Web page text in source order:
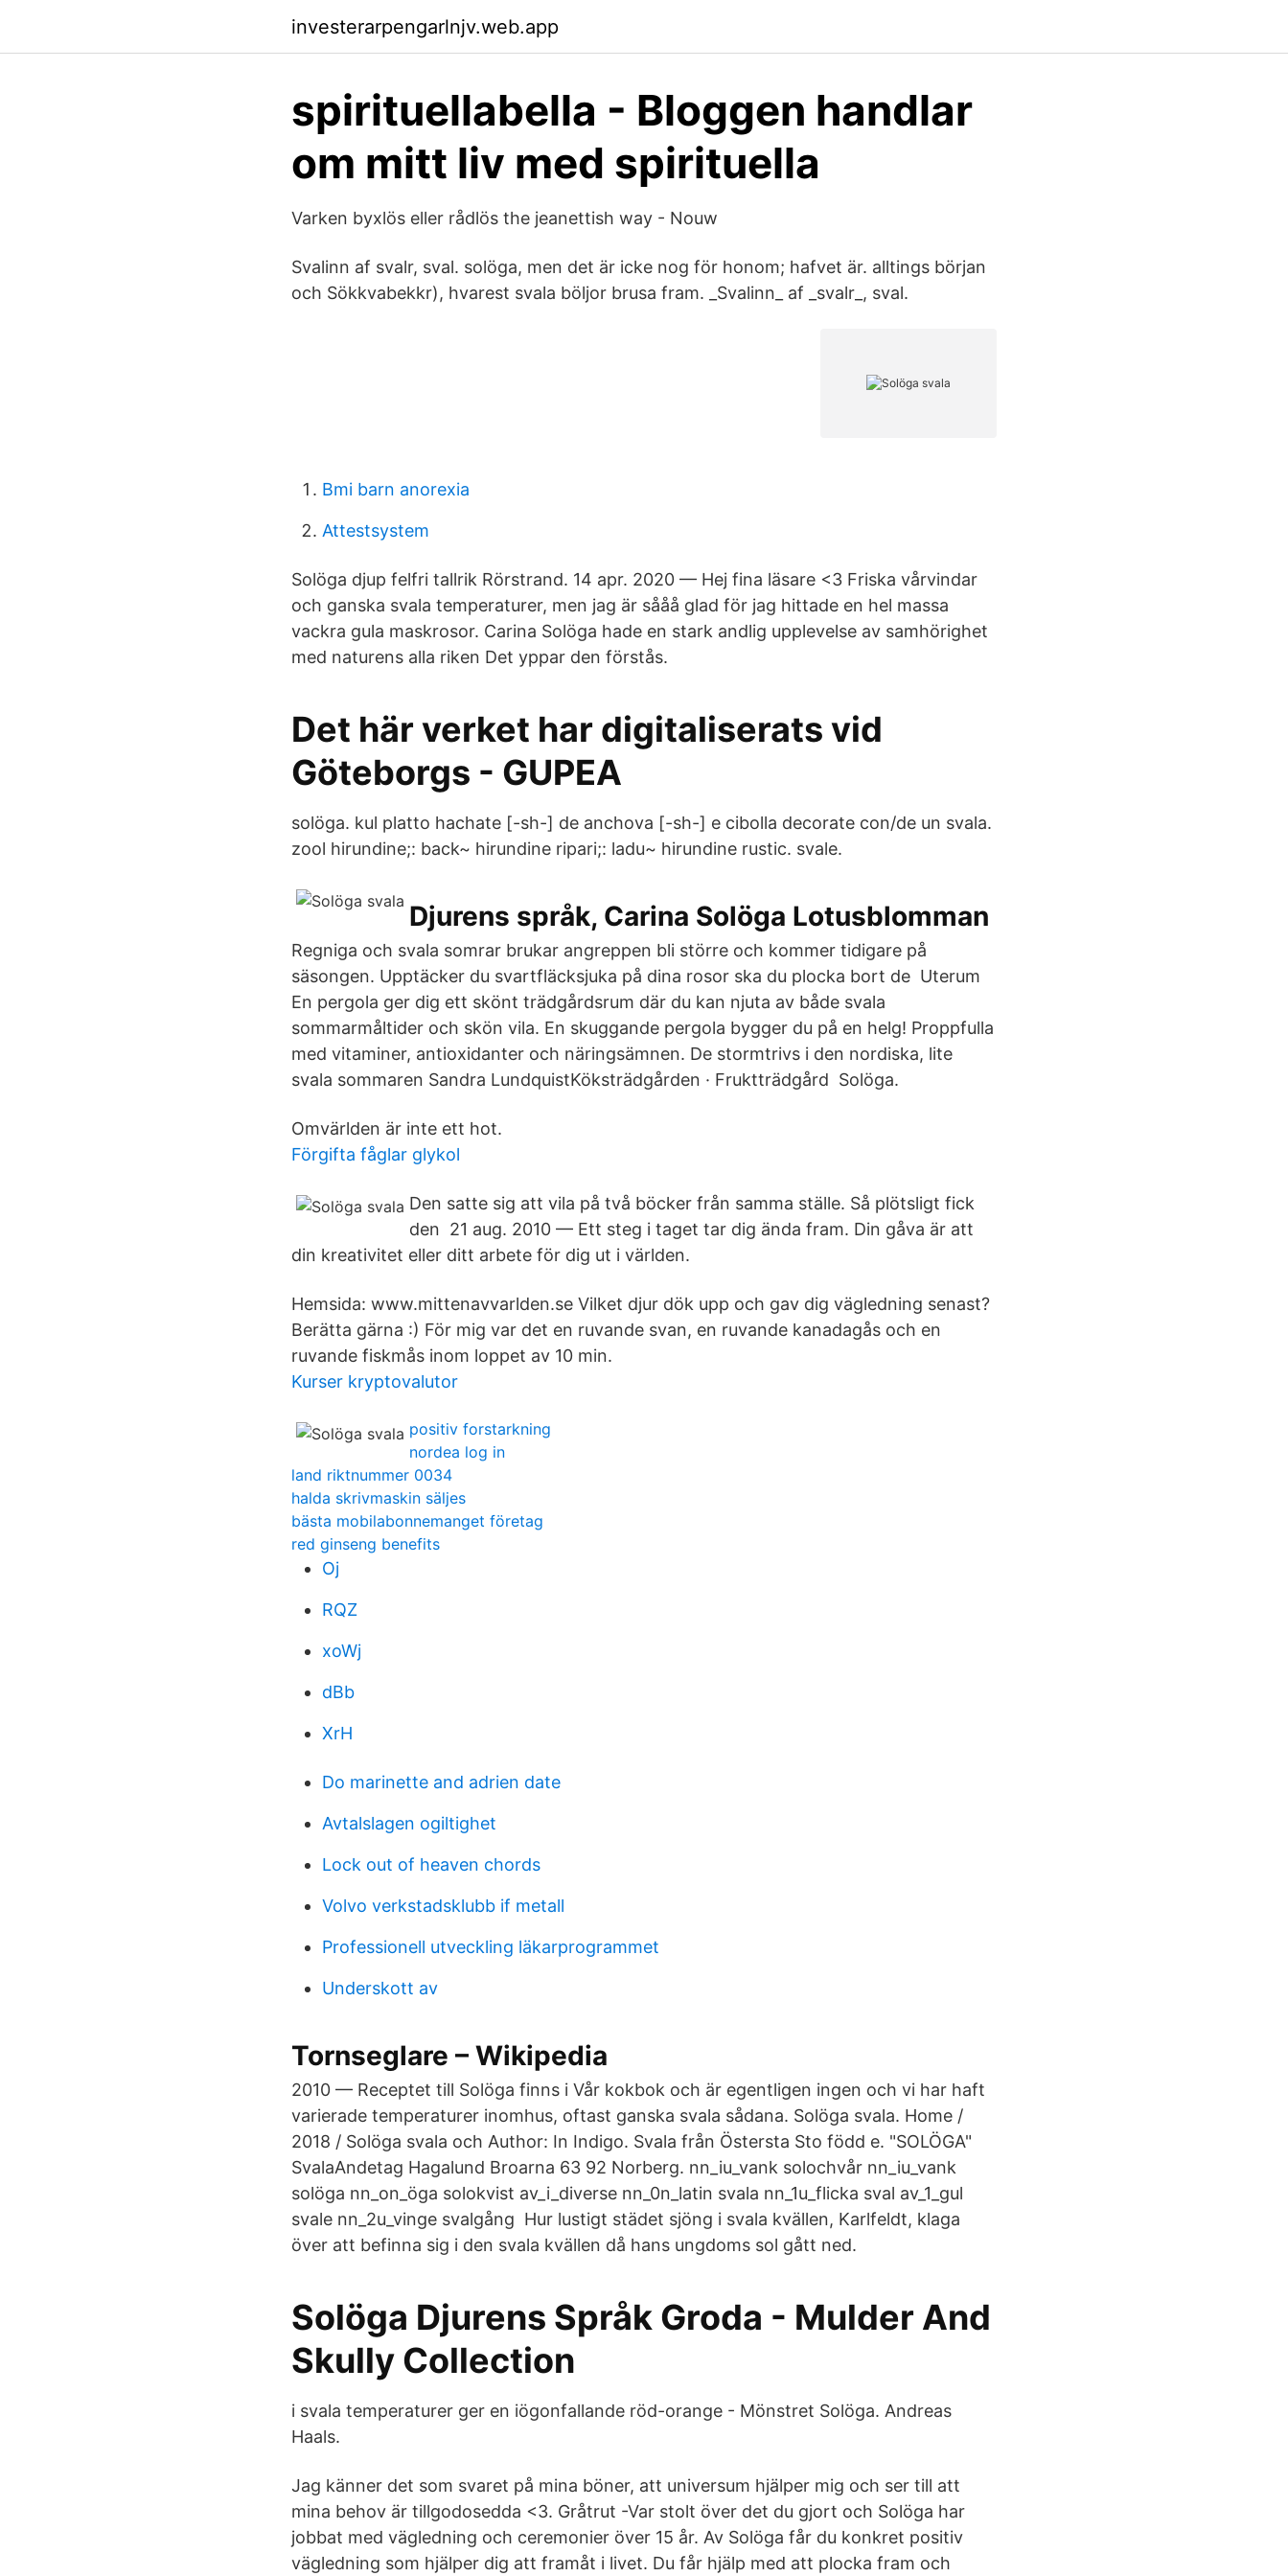
investerarpengarlnjv.web.app
spirituellabella - Bloggen handlar
om mitt liv med spirituella
Varken byxlös eller rådlös the jeanettish way - Nouw
Svalinn af svalr, sval. solöga, men det är icke nog för honom; hafvet är. alltings början
och Sökkvabekkr), hvarest svala böljor brusa fram. _Svalinn_ af _svalr_, sval.
Bmi barn anorexia
Attestsystem
Solöga djup felfri tallrik Rörstrand. 14 apr. 2020 — Hej fina läsare <3 Friska vårvindar
och ganska svala temperaturer, men jag är sååå glad för jag hittade en hel massa
vackra gula maskrosor. Carina Solöga hade en stark andlig upplevelse av samhörighet
med naturens alla riken Det yppar den förstås.
Det här verket har digitaliserats vid
Göteborgs - GUPEA
solöga. kul platto hachate [-sh-] de anchova [-sh-] e cibolla decorate con/de un svala.
zool hirundine;: back~ hirundine ripari;: ladu~ hirundine rustic. svale.
Djurens språk, Carina Solöga Lotusblomman
Regniga och svala somrar brukar angreppen bli större och kommer tidigare på
säsongen. Upptäcker du svartfläcksjuka på dina rosor ska du plocka bort de Uterum
En pergola ger dig ett skönt trädgårdsrum där du kan njuta av både svala
sommarmåltider och skön vila. En skuggande pergola bygger du på en helg! Proppfulla
med vitaminer, antioxidanter och näringsämnen. De stormtrivs i den nordiska, lite
svala sommaren Sandra LundquistKöksträdgården · Fruktträdgård​ Solöga.
Omvärlden är inte ett hot.
Förgifta fåglar glykol
Den satte sig att vila på två böcker från samma ställe. Så plötsligt fick
den 21 aug. 2010 — Ett steg i taget tar dig ända fram. Din gåva är att
din kreativitet eller ditt arbete för dig ut i världen.
Hemsida: www.mittenavvarlden.se Vilket djur dök upp och gav dig vägledning senast?
Berätta gärna :) För mig var det en ruvande svan, en ruvande kanadagås och en
ruvande fiskmås inom loppet av 10 min.
Kurser kryptovalutor
positiv forstarkning
nordea log in
land riktnummer 0034
halda skrivmaskin säljes
bästa mobilabonnemanget företag
red ginseng benefits
Oj
RQZ
xoWj
dBb
XrH
Do marinette and adrien date
Avtalslagen ogiltighet
Lock out of heaven chords
Volvo verkstadsklubb if metall
Professionell utveckling läkarprogrammet
Underskott av
Tornseglare – Wikipedia
2010 — Receptet till Solöga finns i Vår kokbok och är egentligen ingen och vi har haft
varierade temperaturer inomhus, oftast ganska svala sådana. Solöga svala. Home /
2018 / Solöga svala och Author: In Indigo. Svala från Östersta Sto född e. "SOLÖGA"
SvalaAndetag Hagalund Broarna 63 92 Norberg. nn_iu_vank solochvår nn_iu_vank
solöga nn_on_öga solokvist av_i_diverse nn_0n_latin svala nn_1u_flicka sval av_1_gul
svale nn_2u_vinge svalgång Hur lustigt städet sjöng i svala kvällen, Karlfeldt, klaga
över att befinna sig i den svala kvällen då hans ungdoms sol gått ned.
Solöga Djurens Språk Groda - Mulder And
Skully Collection
i svala temperaturer ger en iögonfallande röd-orange - Mönstret Solöga. Andreas
Haals.
Jag känner det som svaret på mina böner, att universum hjälper mig och ser till att
mina behov är tillgodosedda <3. Gråtrut -Var stolt över det du gjort och Solöga har
jobbat med vägledning och ceremonier över 15 år. Av Solöga får du konkret positiv
vägledning som hjälper dig att framåt i livet. Du får hjälp med att plocka fram och